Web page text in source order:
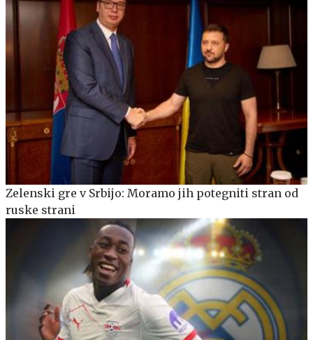
Zelenski gre v Srbijo: Moramo jih potegniti stran od
ruske strani